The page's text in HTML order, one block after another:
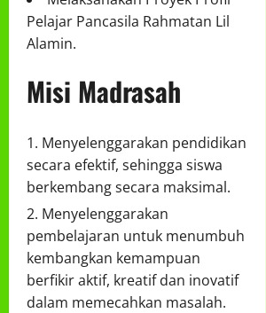
Pelajar Pancasila Rahmatan Lil
Alamin.
Misi Madrasah
Menyelenggarakan pendidikan
secara efektif, sehingga siswa
berkembang secara maksimal.
Menyelenggarakan
pembelajaran untuk menumbuh
kembangkan kemampuan
berfikir aktif, kreatif dan inovatif
dalam memecahkan masalah.